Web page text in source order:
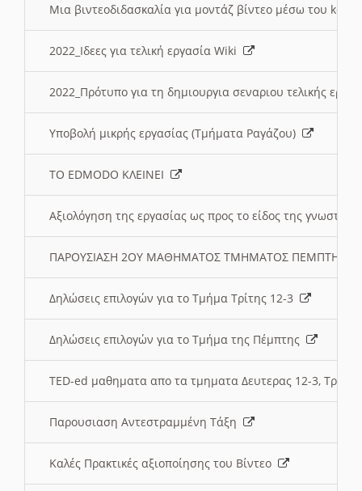
Μια βιντεοδιδασκαλία για μοντάζ βίντεο μέσω του
2022_Ιδεες για τελική εργασία Wiki
2022_Πρότυπο για τη δημιουργια σεναριου τελικής
Υποβολή μικρής εργασίας (Τμήματα Ραγάζου)
ΤΟ EDMODO ΚΛΕΙΝΕΙ
Αξιολόγηση της εργασίας ως προς το είδος της
ΠΑΡΟΥΣΙΑΣΗ 2ΟΥ ΜΑΘΗΜΑΤΟΣ ΤΜΗΜΑΤΟΣ
Δηλώσεις επιλογών για το Τμήμα Τρίτης 12-3
Δηλώσεις επιλογών για το Τμήμα της Πέμπτης
TED-ed μαθηματα απο τα τμηματα Δευτερας 12-3,
Παρουσιαση Αντεστραμμένη Τάξη
Καλές Πρακτικές αξιοποίησης του Βίντεο